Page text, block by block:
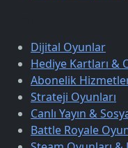
Dijital Oyunlar
Hediye Kartları &
Abonelik
Strateji Oyunları
Canlı Yayın &
Battle Royale